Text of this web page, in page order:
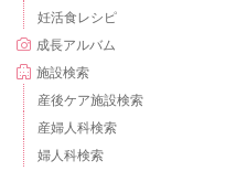
妊活食レシピ
成長アルバム
施設検索
産後ケア施設検索
産婦人科検索
婦人科検索